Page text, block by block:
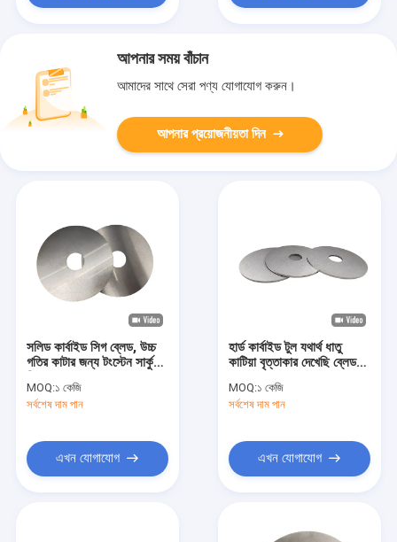
আপনার সময় বাঁচান
আমাদের সাথে সেরা পণ্য যোগাযোগ করুন।
আপনার প্রয়োজনীয়তা দিন
সলিড কার্বাইড সিগ ব্লেড, উচ্চ
গতির কাটার জন্য টংস্টেন সার্কুলার
MOQ:১ কেজি
সর্বশেষ দাম পান
এখন যোগাযোগ
হার্ড কার্বাইড টুল যথার্থ ধাতু
কাটিয়া বৃত্তাকার দেখেছি ব্লেড
MOQ:১ কেজি
সর্বশেষ দাম পান
এখন যোগাযোগ